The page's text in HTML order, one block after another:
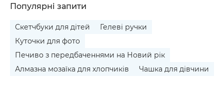
Популярні запити
Скетчбуки для дітей
Гелеві ручки
Куточки для фото
Печиво з передбаченнями на Новий рік
Алмазна мозаїка для хлопчиків
Чашка для дівчини